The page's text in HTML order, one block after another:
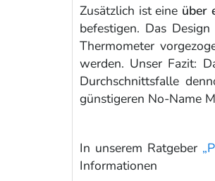
Zusätzlich ist eine über
befestigen. Das
Thermometer
werden. Unser Fazit:
Durchschnittsfalle
günstigeren No-Name
In unserem Ratgeber
Informationen